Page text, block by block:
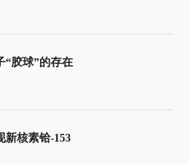
“胶球”的存在
新核素铪-153